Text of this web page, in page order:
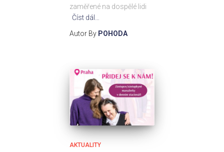
zaměřené na dospělé lidi
Číst dál…
Autor By POHODA
AKTUALITY